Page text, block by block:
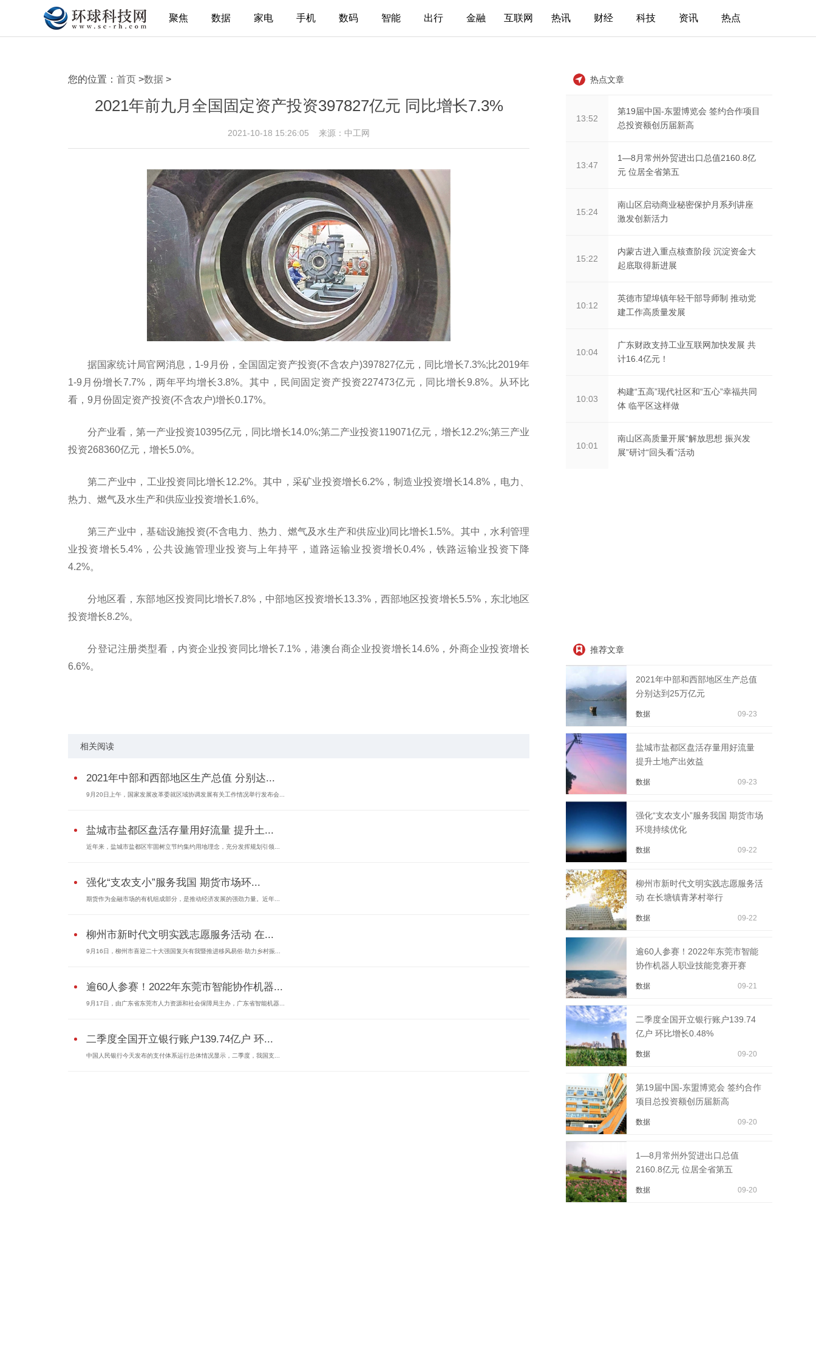
聚焦 数据 家电 手机 数码 智能 出行 金融 互联网 热讯 财经 科技 资讯 热点
您的位置： 首页 >数据 >
2021年前九月全国固定资产投资397827亿元 同比增长7.3%
2021-10-18 15:26:05 来源：中工网
据国家统计局官网消息，1-9月份，全国固定资产投资(不含农户)397827亿元，同比增长7.3%;比2019年
1-9月份增长7.7%，两年平均增长3.8%。其中，民间固定资产投资227473亿元，同比增长9.8%。从环比
看，9月份固定资产投资(不含农户)增长0.17%。
分产业看，第一产业投资10395亿元，同比增长14.0%;第二产业投资119071亿元，增长12.2%;第三产业
投资268360亿元，增长5.0%。
第二产业中，工业投资 同比增长12.2%。其中，采矿业投资增长6.2%，制造业投资增长14.8%，电力、
热力、燃气及水生产和供应业投资增长1.6%。
第三产业中，基础设施投资(不含电力、热力、燃气及水生产和供应业)同比增长1.5%。其中，水利管理
业投资增长5.4%，公共设施管理业投资与上年持平 ，道路运输业投资增长0.4%，铁路运输业投资下降
4.2%。
分地区看，东部地区投资同比增长7.8%，中部地区投资增长13.3%，西部地区投资增长5.5%，东北地区
投资增长8.2%。
分登记注册类型看，内资企业投资 同比增长7.1%，港澳台商企业投资增长14.6%，外商企业投资增长
6.6%。
相关阅读
2021年中部和西部地区生产总值 分别达...
9月20日上午，国家发展改革委就区域协调发展有关工作情况举行发布会...
盐城市盐都区盘活存量用好流量 提升土...
近年来，盐城市盐都区牢固树立节约集约用地理念，充分发挥规划引领...
强化“支农支小”服务我国 期货市场环...
期货作为金融市场的有机组成部分，是推动经济发展的强劲力量。近年...
柳州市新时代文明实践志愿服务活动 在...
9月16日，柳州市喜迎二十大强国复兴有我暨推进移风易俗·助力乡村振...
逾60人参赛！2022年东莞市智能协作机器...
9月17日，由广东省东莞市人力资源和社会保障局主办，广东省智能机器...
二季度全国开立银行账户139.74亿户 环...
中国人民银行今天发布的支付体系运行总体情况显示，二季度，我国支...
热点文章
13:52
第19届中国-东盟博览会 签约合作项目
总投资额创历届新高
13:47
1—8月常州外贸进出口总值2160.8亿
元 位居全省第五
15:24
南山区启动商业秘密保护月系列讲座
激发创新活力
15:22
内蒙古进入重点核查阶段 沉淀资金大
起底取得新进展
10:12
英德市望埠镇年轻干部导师制 推动党
建工作高质量发展
10:04
广东财政支持工业互联网加快发展 共
计16.4亿元！
10:03
构建“五高”现代社区和“五心”幸福共同
体 临平区这样做
10:01
南山区高质量开展“解放思想 振兴发
展”研讨“回头看”活动
推荐文章
2021年中部和西部地区生产总值
分别达到25万亿元
数据 09-23
盐城市盐都区盘活存量用好流量
提升土地产出效益
数据 09-23
强化“支农支小”服务我国 期货市场
环境持续优化
数据 09-22
柳州市新时代文明实践志愿服务活
动 在长塘镇青茅村举行
数据 09-22
逾60人参赛！2022年东莞市智能
协作机器人职业技能竞赛开赛
数据 09-21
二季度全国开立银行账户139.74
亿户 环比增长0.48%
数据 09-20
第19届中国-东盟博览会 签约合作
项目总投资额创历届新高
数据 09-20
1—8月常州外贸进出口总值
2160.8亿元 位居全省第五
数据 09-20